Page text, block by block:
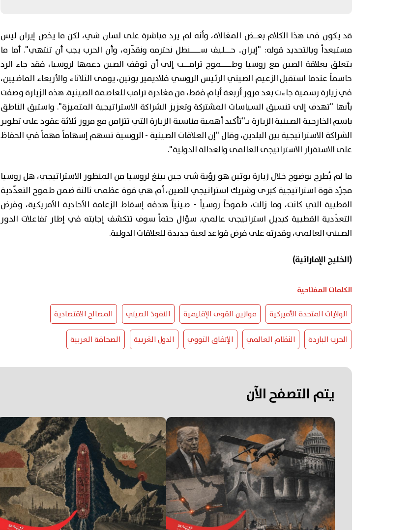
قد يكون فى هذا الكلام بعــض المغالاة، وأنه لم يرد مباشرة على لسان شي، لكن ما يخص إيران ليس
مستبعداً وبالتحديد قوله: "إيران.. حـــليف ســـــنظل نحترمه ونقدّره، وأن الحرب يجب أن تنتهي". أما ما
يتعلق بعلاقة الصين مع روسيا وطـــــموح ترامـــب إلى أن توقف الصين دعمها لروسيا، فقد جاء الرد
حاسماً عندما استقبل الزعيم الصيني الرئيس الروسي فلاديمير بوتين، يومى الثلاثاء والأربعاء الماضيين،
في زيارة رسمية جاءت بعد مرور أربعة أيام فقط، من مغادرة ترامب للعاصمة الصينية. هذه الزيارة وصفت
بأنها "تهدف إلى تنسيق السياسات المشتركة وتعزيز الشراكة الاستراتيجية المتميزة". واستبق الناطق
باسم الخارجية الصينية الزيارة بـ"تأكيد أهمية مناسبة الزيارة التي تتزامن مع مرور ثلاثة عقود على تطوير
الشراكة الاستراتيجية بين البلدين، وقال "إن العلاقات الصينية - الروسية تسهم إسهاماً مهماً في الحفاظ
على الاستقرار الاستراتيجى العالمى والعدالة الدولية".
ما لم يُطرح بوضوح خلال زيارة بوتين هو رؤية شي جين بينغ لروسيا من المنظور الاستراتيجي، هل روسيا
مجرّد قوة استراتيجية كبرى وشريك استراتيجي للصين، أم هي قوة عظمى ثالثة ضمن طموح التعدّدية
القطبية التي كانت، وما زالت، طموحاً روسياً - صينياً هدفه إسقاط الزعامة الأحادية الأمريكية، وفرض
التعدّدية القطبية كبديل استراتيجى عالمي. سؤال حتماً سوف تتكشف إجابته في إطار تفاعلات الدور
الصيني العالمي، وقدرته على فرض قواعد لعبة جديدة للعلاقات الدولية.
(الخليج الإماراتية)
الكلمات المفتاحية
الولايات المتحدة الأميركية موازين القوى الإقليمية النفوذ الصيني المصالح الاقتصادية
الحرب الباردة النظام العالمي الإتفاق النووي الدول الغربية الصحافة العربية
يتم التصفح الآن